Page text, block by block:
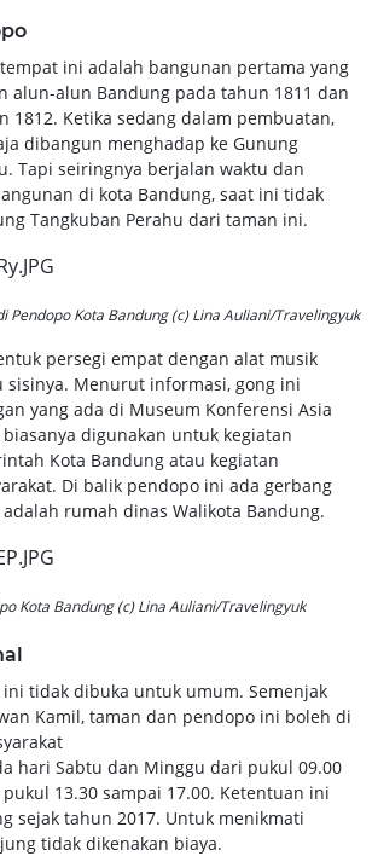
ini adalah bangunan pertama yang
alun-alun Bandung pada tahun 1811 dan
1812. Ketika sedang dalam pembuatan,
dibangun menghadap ke Gunung
Tapi seiringnya berjalan waktu dan
di kota Bandung, saat ini tidak
Tangkuban Perahu dari taman ini.
Pendopo Kota Bandung (c) Lina Auliani/Travelingyuk
persegi empat dengan alat musik
sisinya. Menurut informasi, gong ini
yang ada di Museum Konferensi Asia
digunakan untuk kegiatan
Kota Bandung atau kegiatan
Di balik pendopo ini ada gerbang
rumah dinas Walikota Bandung.
Kota Bandung (c) Lina Auliani/Travelingyuk
ini tidak dibuka untuk umum. Semenjak
Kamil, taman dan pendopo ini boleh di
hari Sabtu dan Minggu dari pukul 09.00
13.30 sampai 17.00. Ketentuan ini
sejak tahun 2017. Untuk menikmati
tidak dikenakan biaya.